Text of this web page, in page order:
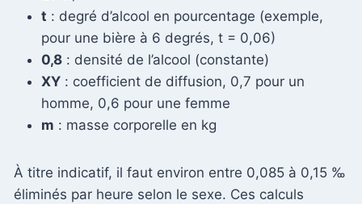
t : degré d’alcool en pourcentage (exemple,
pour une bière à 6 degrés, t = 0,06)
0,8 : densité de l’alcool (constante)
XY : coefficient de diffusion, 0,7 pour un
homme, 0,6 pour une femme
m : masse corporelle en kg
À titre indicatif, il faut environ entre 0,085 à 0,15 ‰
éliminés par heure selon le sexe. Ces calculs